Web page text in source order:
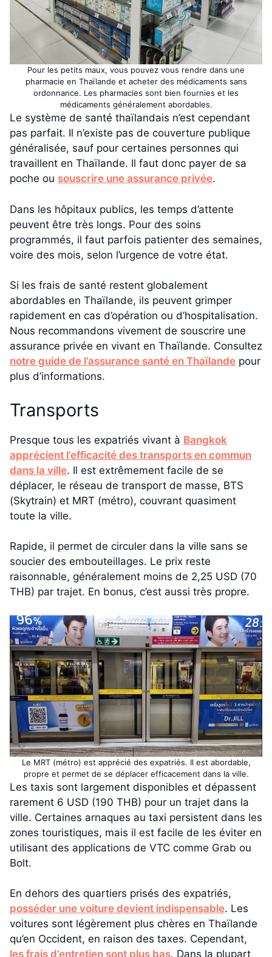
Pour les petits maux, vous pouvez vous rendre dans une
pharmacie en Thaïlande et acheter des médicaments sans
ordonnance. Les pharmacies sont bien fournies et les
médicaments généralement abordables.
Le système de santé thaïlandais n’est cependant
pas parfait. Il n’existe pas de couverture publique
généralisée, sauf pour certaines personnes qui
travaillent en Thaïlande. Il faut donc payer de sa
poche ou souscrire une assurance privée.
Dans les hôpitaux publics, les temps d’attente
peuvent être très longs. Pour des soins
programmés, il faut parfois patienter des semaines,
voire des mois, selon l’urgence de votre état.
Si les frais de santé restent globalement
abordables en Thaïlande, ils peuvent grimper
rapidement en cas d’opération ou d’hospitalisation.
Nous recommandons vivement de souscrire une
assurance privée en vivant en Thaïlande. Consultez
notre guide de l’assurance santé en Thaïlande pour
plus d’informations.
Transports
Presque tous les expatriés vivant à Bangkok
apprécient l’efficacité des transports en commun
dans la ville. Il est extrêmement facile de se
déplacer, le réseau de transport de masse, BTS
(Skytrain) et MRT (métro), couvrant quasiment
toute la ville.
Rapide, il permet de circuler dans la ville sans se
soucier des embouteillages. Le prix reste
raisonnable, généralement moins de 2,25 USD (70
THB) par trajet. En bonus, c’est aussi très propre.
Le MRT (métro) est apprécié des expatriés. Il est abordable,
propre et permet de se déplacer efficacement dans la ville.
Les taxis sont largement disponibles et dépassent
rarement 6 USD (190 THB) pour un trajet dans la
ville. Certaines arnaques au taxi persistent dans les
zones touristiques, mais il est facile de les éviter en
utilisant des applications de VTC comme Grab ou
Bolt.
En dehors des quartiers prisés des expatriés,
posséder une voiture devient indispensable. Les
voitures sont légèrement plus chères en Thaïlande
qu’en Occident, en raison des taxes. Cependant,
les frais d’entretien sont plus bas. Dans la plupart